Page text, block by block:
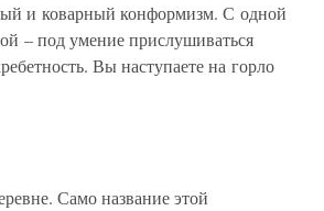
и коварный конформизм. С одной
– под умение прислушиваться
Вы наступаете на горло
Само название этой